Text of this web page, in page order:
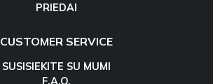
PRIEDAI
CUSTOMER SERVICE
SUSISIEKITE SU MUMI
F.A.Q.